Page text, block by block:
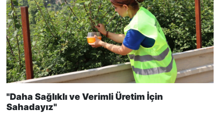
"Daha Sağlıklı ve Verimli Üretim İçin
Sahadayız"